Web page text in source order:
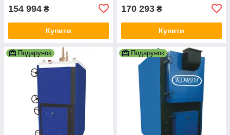
154 994 ₴
Купити
170 293 ₴
Купити
Подарунок Подарунок